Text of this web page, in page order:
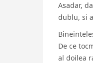
Asadar,
dublu, si
De ce
al doilea